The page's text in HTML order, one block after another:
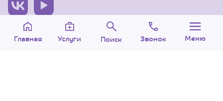
© 2005-2026 Центр доктора Бубновского в Сочи.
ООО «Ариана», лицензия Л041-01126-
Главная Услуги Поиск Звонок Меню